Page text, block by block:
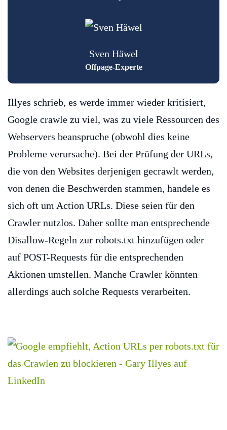
Sven Häwel
Offpage-Experte
Illyes schrieb, es werde immer wieder kritisiert,
Google crawle zu viel, was zu viele Ressourcen des
Webservers beanspruche (obwohl dies keine
Probleme verursache). Bei der Prüfung der URLs,
die von den Websites derjenigen gecrawlt werden,
von denen die Beschwerden stammen, handele es
sich oft um Action URLs. Diese seien für den
Crawler nutzlos. Daher sollte man entsprechende
Disallow-Regeln zur robots.txt hinzufügen oder
auf POST-Requests für die entsprechenden
Aktionen umstellen. Manche Crawler könnten
allerdings auch solche Requests verarbeiten.